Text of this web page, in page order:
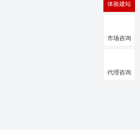
体验建站
市场咨询
代理咨询